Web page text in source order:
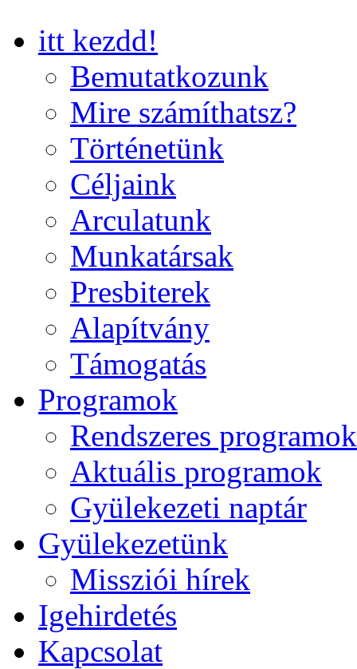
itt kezdd!
Bemutatkozunk
Mire számíthatsz?
Történetünk
Céljaink
Arculatunk
Munkatársak
Presbiterek
Alapítvány
Támogatás
Programok
Rendszeres programok
Aktuális programok
Gyülekezeti naptár
Gyülekezetünk
Missziói hírek
Igehirdetés
Kapcsolat